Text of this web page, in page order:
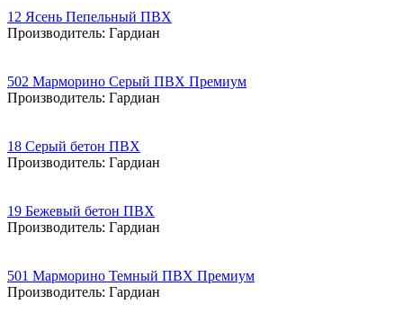
12 Ясень Пепельный ПВХ
Производитель: Гардиан
502 Марморино Серый ПВХ Премиум
Производитель: Гардиан
18 Серый бетон ПВХ
Производитель: Гардиан
19 Бежевый бетон ПВХ
Производитель: Гардиан
501 Марморино Темный ПВХ Премиум
Производитель: Гардиан